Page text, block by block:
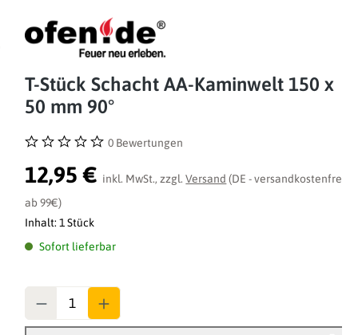
T-Stück Schacht AA-Kaminwelt 150 x
50 mm 90°
Durchschnittliche Bewertung von 0 von 5 Sternen
0 Bewertungen
12,95 € inkl. MwSt., zzgl.Versand (DE - versandkostenfrei
ab 99€)
Inhalt:1 Stück
Sofort lieferbar